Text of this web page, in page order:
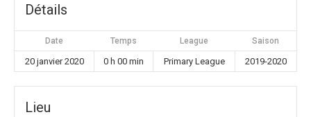
Détails
Date Temps League Saison
20 janvier 2020 0 h 00 min Primary League 2019-2020
Lieu